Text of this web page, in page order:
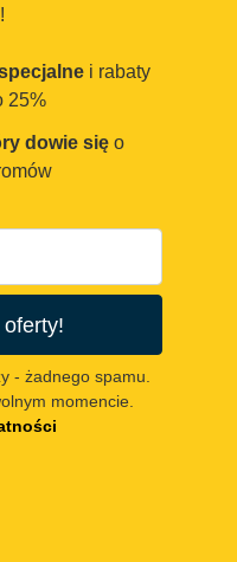
i rabaty
25%
dowie się o
- żadnego spamu.
momencie.